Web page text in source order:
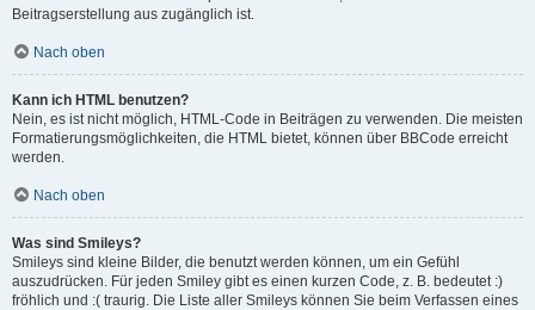
Beitragserstellung aus zugänglich ist.
Nach oben
Kann ich HTML benutzen?
Nein, es ist nicht möglich, HTML-Code in Beiträgen zu verwenden. Die meisten
Formatierungsmöglichkeiten, die HTML bietet, können über BBCode erreicht
werden.
Nach oben
Was sind Smileys?
Smileys sind kleine Bilder, die benutzt werden können, um ein Gefühl
auszudrücken. Für jeden Smiley gibt es einen kurzen Code, z. B. bedeutet :)
fröhlich und :( traurig. Die Liste aller Smileys können Sie beim Verfassen eines